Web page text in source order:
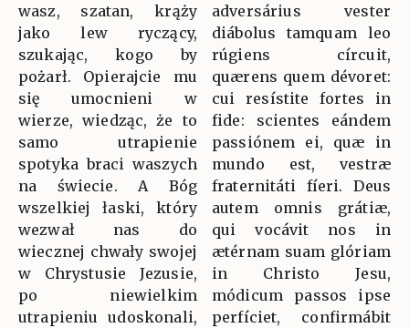
wasz, szatan, krąży
jako lew ryczący,
szukając, kogo by
pożarł. Opierajcie mu
się umocnieni w
wierze, wiedząc, że to
samo utrapienie
spotyka braci waszych
na świecie. A Bóg
wszelkiej łaski, który
wezwał nas do
wiecznej chwały swojej
w Chrystusie Jezusie,
po niewielkim
utrapieniu udoskonali,
adversárius vester
diábolus tamquam leo
rúgiens círcuit,
quærens quem dévoret:
cui resístite fortes in
fide: scientes eándem
passiónem ei, quæ in
mundo est, vestræ
fraternitáti fíeri. Deus
autem omnis grátiæ,
qui vocávit nos in
ætérnam suam glóriam
in Christo Jesu,
módicum passos ipse
perfíciet, confirmábit